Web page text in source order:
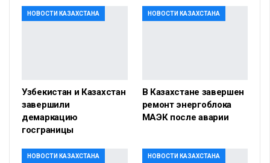
НОВОСТИ КАЗАХСТАНА
Узбекистан и Казахстан
завершили
демаркацию
госграницы
НОВОСТИ КАЗАХСТАНА
В Казахстане завершен
ремонт энергоблока
МАЭК после аварии
НОВОСТИ КАЗАХСТАНА НОВОСТИ КАЗАХСТАНА